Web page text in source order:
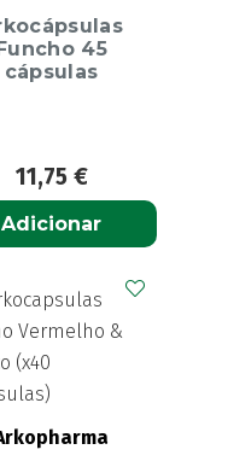
45
cápsulas
11,75 €
Adicionar